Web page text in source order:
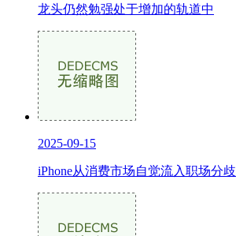
龙头仍然勉强处于增加的轨道中
2025-09-15
iPhone从消费市场自觉流入职场分歧